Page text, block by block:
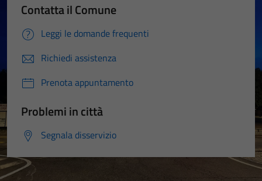
Contatta il Comune
Leggi le domande frequenti
Richiedi assistenza
Prenota appuntamento
Problemi in città
Segnala disservizio